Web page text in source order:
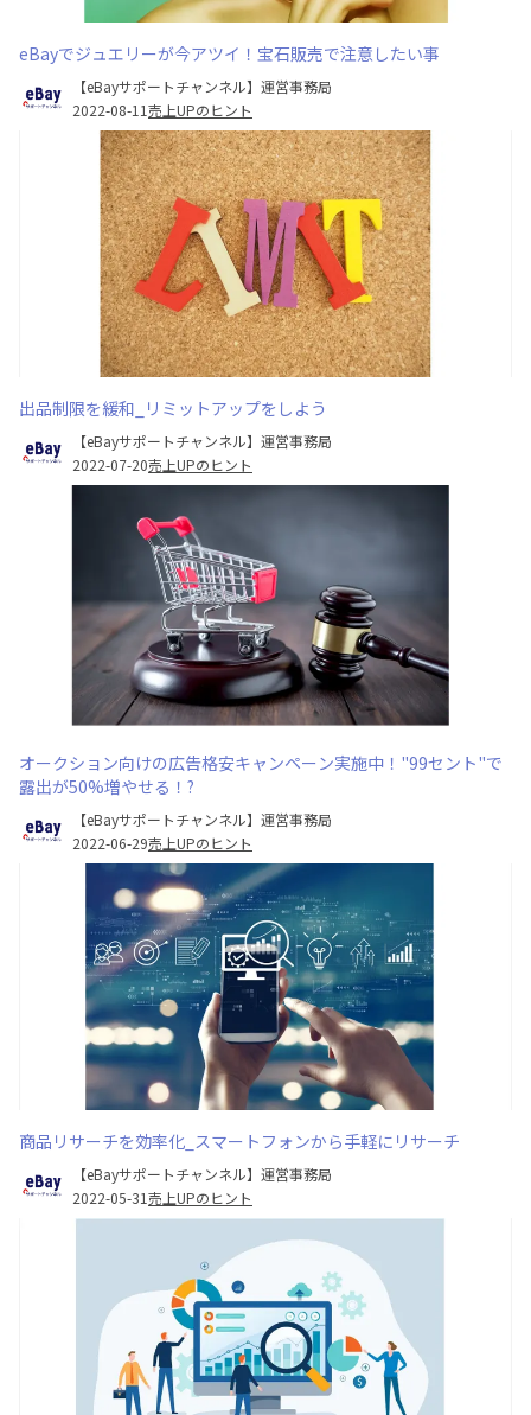
eBayでジュエリーが今アツイ！宝石販売で注意したい事
【eBayサポートチャンネル】運営事務局
2022-08-11売上UPのヒント
出品制限を緩和_リミットアップをしよう
【eBayサポートチャンネル】運営事務局
2022-07-20売上UPのヒント
オークション向けの広告格安キャンペーン実施中！"99セント"で
露出が50%増やせる！?
【eBayサポートチャンネル】運営事務局
2022-06-29売上UPのヒント
商品リサーチを効率化_スマートフォンから手軽にリサーチ
【eBayサポートチャンネル】運営事務局
2022-05-31売上UPのヒント